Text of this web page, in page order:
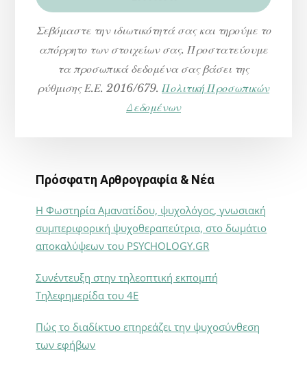
Σεβόμαστε την ιδιωτικότητά σας και τηρούμε το
απόρρητο των στοιχείων σας. Προστατεύουμε
τα προσωπικά δεδομένα σας βάσει της
ρύθμισης Ε.Ε. 2016/679. Πολιτική Προσωπικών
Δεδομένων
Πρόσφατη Αρθρογραφία & Νέα
Η Φωστηρία Αμανατίδου, ψυχολόγος, γνωσιακή
συμπεριφορική ψυχοθεραπεύτρια, στο δωμάτιο
αποκαλύψεων του PSYCHOLOGY.GR
Συνέντευξη στην τηλεοπτική εκπομπή
Τηλεφημερίδα του 4Ε
Πώς το διαδίκτυο επηρεάζει την ψυχοσύνθεση
των εφήβων